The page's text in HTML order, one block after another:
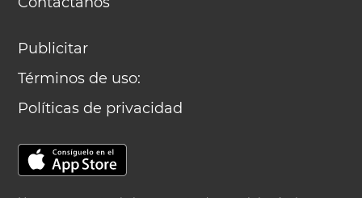
Publicitar
Términos de uso:
Políticas de privacidad